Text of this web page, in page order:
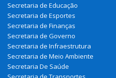
Secretaria de Educação
Secretaria de Esportes
Secretaria de Finanças
Secretaria de Governo
Secretaria de Infraestrutura
Secretaria de Meio Ambiente
Secretaria De Saúde